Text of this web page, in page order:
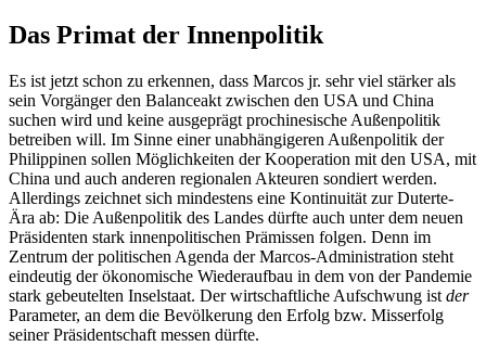
Das Primat der Innenpolitik
Es ist jetzt schon zu erkennen, dass Mar­cos jr. sehr viel stärker als
sein Vorgänger den Balanceakt zwischen den USA und China
suchen wird und keine ausgeprägt prochinesische Außenpolitik
betreiben will. Im Sinne einer unabhängigeren Außenpolitik der
Philippinen sollen Möglichkeiten der Kooperation mit den USA, mit
China und auch anderen regionalen Akteuren sondiert werden.
Allerdings zeichnet sich mindestens eine Kontinuität zur Duterte-
Ära ab: Die Außenpolitik des Landes dürfte auch unter dem neuen
Präsidenten stark innenpolitischen Prämissen folgen. Denn im
Zentrum der politischen Agenda der Marcos-Administration steht
eindeutig der ökonomische Wiederaufbau in dem von der Pandemie
stark gebeutelten Inselstaat. Der wirtschaftliche Aufschwung ist der
Para­meter, an dem die Bevölkerung den Erfolg bzw. Misserfolg
seiner Präsidentschaft messen dürfte.